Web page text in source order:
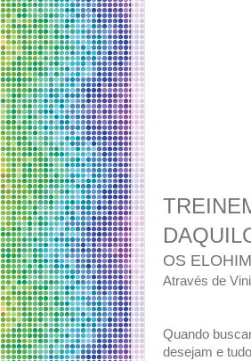
OS ELOHIM
Através de
Quando
desejam e